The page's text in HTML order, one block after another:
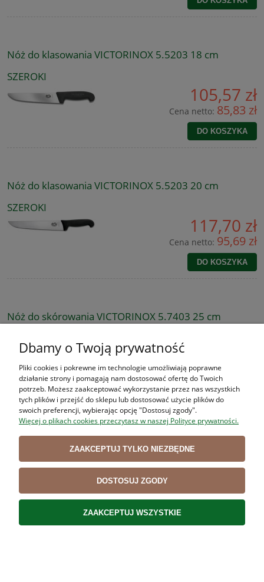
Nóż do klasowania VICTORINOX 5.5203 18 cm
SZEROKI
105,57 zł
Cena netto: 85,83 zł
DO KOSZYKA
Nóż do klasowania VICTORINOX 5.5203 20 cm
SZEROKI
117,70 zł
Cena netto: 95,69 zł
DO KOSZYKA
Nóż do skórowania VICTORINOX 5.7403 25 cm
Cena netto:
DO KOSZYKA
Nóż masarski VICTORINOX SWIBO 5.8426 17 cm
106,90 zł
Cena netto:86,91 zł
Dbamy o Twoją prywatność
Pliki cookies i pokrewne im technologie umożliwiają poprawne
działanie strony i pomagają nam dostosować ofertę do Twoich
potrzeb. Możesz zaakceptować wykorzystanie przez nas wszystkich
tych plików i przejść do sklepu lub dostosować użycie plików do
swoich preferencji, wybierając opcję "Dostosuj zgody".
Więcej o plikach cookies przeczytasz w naszej Polityce prywatności.
ZAAKCEPTUJ TYLKO NIEZBĘDNE
DOSTOSUJ ZGODY
ZAAKCEPTUJ WSZYSTKIE